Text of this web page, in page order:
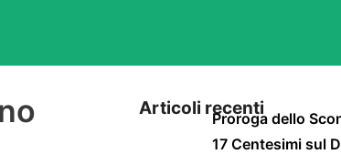
Articoli recenti
Proroga dello
17 Centesimi sul